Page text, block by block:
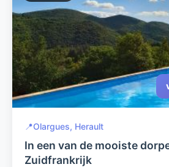
📍Olargues, Herault
In een van de mooiste
Zuidfrankrijk